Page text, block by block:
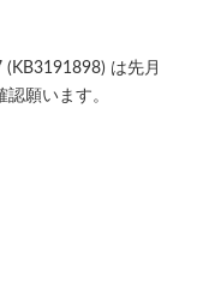
は先月
願います。